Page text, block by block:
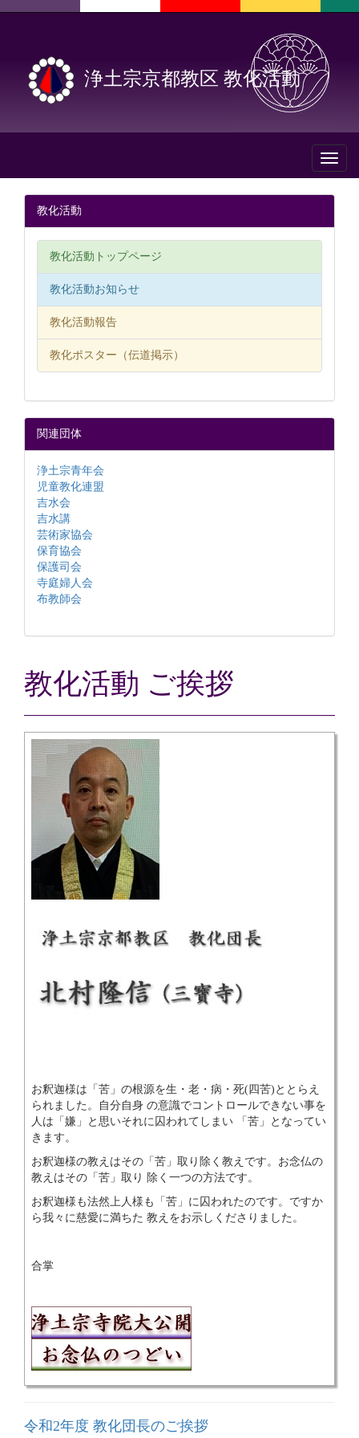
浄土宗京都教区 教化活動
Toggle
教化活動
教化活動トップページ
教化活動お知らせ
教化活動報告
教化ポスター（伝道掲示）
関連団体
浄土宗青年会
児童教化連盟
吉水会
吉水講
芸術家協会
保育協会
保護司会
寺庭婦人会
布教師会
教化活動 ご挨拶
お釈迦様は「苦」の根源を生・老・病・死(四苦)ととらえ
られました。自分自身 の意識でコントロールできない事を
人は「嫌」と思いそれに囚われてしまい 「苦」となってい
きます。
お釈迦様の教えはその「苦」取り除く教えです。お念仏の
教えはその「苦」取り 除く一つの方法です。
お釈迦様も法然上人様も「苦」に囚われたのです。ですか
ら我々に慈愛に満ちた 教えをお示しくださりました。
合掌
令和2年度 教化団長のご挨拶